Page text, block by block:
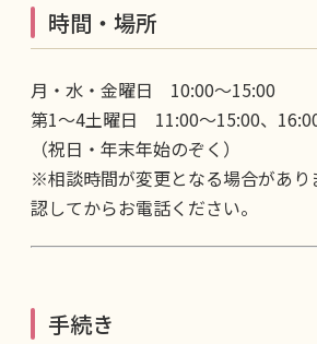
時間・場所
月・水・金曜日 10:00～15:00
第1～4土曜日 11:00～15:00、
（祝日・年末年始のぞく）
※相談時間が変更となる場合があり
認してからお電話ください。
手続き